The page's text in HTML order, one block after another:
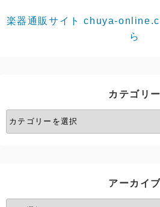
楽器通販サイト chuya-
ら
カテゴリー
カ
テ
アーカイブ